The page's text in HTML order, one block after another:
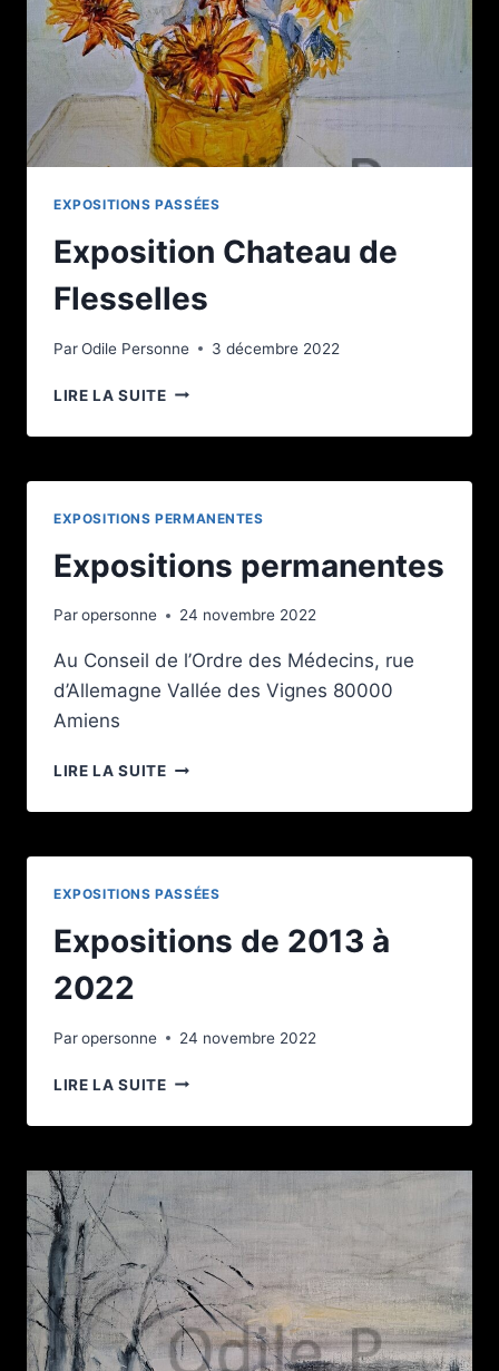
EXPOSITIONS PASSÉES
Exposition Chateau de
Flesselles
ParOdile Personne 3 décembre 2022
LIRE LA SUITEEXPOSITION
DE
EXPOSITIONS PERMANENTES
Expositions permanentes
Paropersonne 24 novembre 2022
Au Conseil de l’Ordre des Médecins, rue
d’Allemagne Vallée des Vignes 80000
Amiens
LIRE LA SUITEEXPOSITIONS
EXPOSITIONS PASSÉES
Expositions de 2013 à
2022
Paropersonne 24 novembre 2022
LIRE LA SUITEEXPOSITIONS
2013
2022